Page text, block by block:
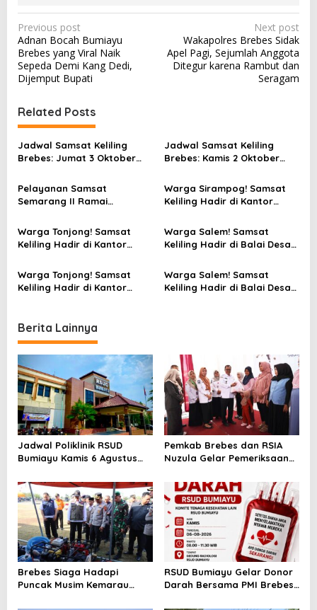
P
o
s
t
n
a
v
i
g
a
t
i
n
Previous post
Adnan Bocah Bumiayu
Brebes yang Viral Naik
Sepeda Demi Kang Dedi,
Dijemput Bupati
Next post
Wakapolres Brebes Sidak
Apel Pagi, Sejumlah Anggota
Ditegur karena Rambut dan
Seragam
Related Posts
Jadwal Samsat Keliling
Brebes: Jumat 3 Oktober
Sirampog
Jadwal Samsat Keliling
Brebes: Kamis 2 Oktober
Kecamatan Tonjong
Pelayanan Samsat
Semarang II Ramai
Kendaraan Lancar Tanpa
Kendala
Warga Sirampog! Samsat
Keliling Hadir di Kantor
2025
Warga Tonjong! Samsat
Keliling Hadir di Kantor
Agustus 2025
Warga Salem! Samsat
Keliling Hadir di Balai Desa
2025
Warga Tonjong! Samsat
Keliling Hadir di Kantor
Warga Salem! Samsat
Keliling Hadir di Balai Desa
Berita Lainnya
Jadwal Poliklinik RSUD
Bumiayu Kamis 6 Agustus
Dokter Sebelum Berkunjung
Pemkab Brebes dan RSIA
Nuzula Gelar Pemeriksaan
Perkuat Kesehatan Ibu dan
Bayi
Brebes Siaga Hadapi
Puncak Musim Kemarau
RSUD Bumiayu Gelar Donor
Darah Bersama PMI Brebes